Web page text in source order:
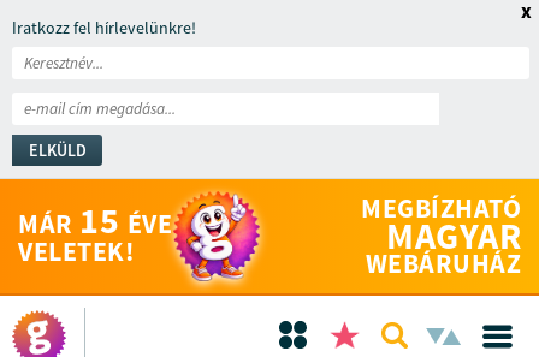
Iratkozz fel hírlevelünkre!
ELKÜLD
x
MÁR 15 ÉVE
VELETEK!
MEGBÍZHATÓ
MAGYAR
WEBÁRUHÁZ